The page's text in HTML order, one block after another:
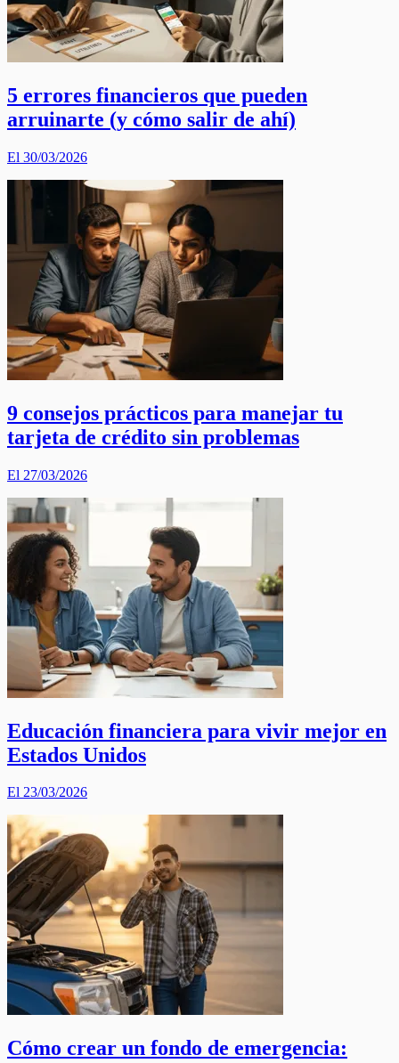
5 errores financieros que pueden
arruinarte (y cómo salir de ahí)
El 30/03/2026
9 consejos prácticos para manejar tu
tarjeta de crédito sin problemas
El 27/03/2026
Educación financiera para vivir mejor en
Estados Unidos
El 23/03/2026
Cómo crear un fondo de emergencia: